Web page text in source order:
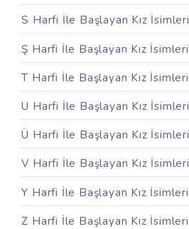
S Harfi İle Başlayan Kız İsimleri
Ş Harfi İle Başlayan Kız İsimleri
T Harfi İle Başlayan Kız İsimleri
U Harfi İle Başlayan Kız İsimleri
Ü Harfi İle Başlayan Kız İsimleri
V Harfi İle Başlayan Kız İsimleri
Y Harfi İle Başlayan Kız İsimleri
Z Harfi İle Başlayan Kız İsimleri